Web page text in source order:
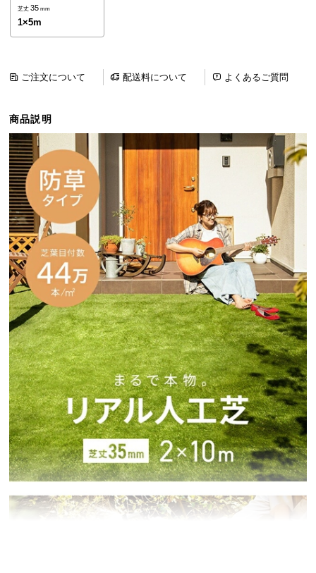
探
ン
テ
リ
ア
コ
ー
デ
ィ
ネ
ー
ト
か
ら
探
す
シ
ョ
ッ
ピ
ン
グ
ガ
芝丈 35 mm
1×5m
ご注文について 配送料について よくあるご質問
商品説明